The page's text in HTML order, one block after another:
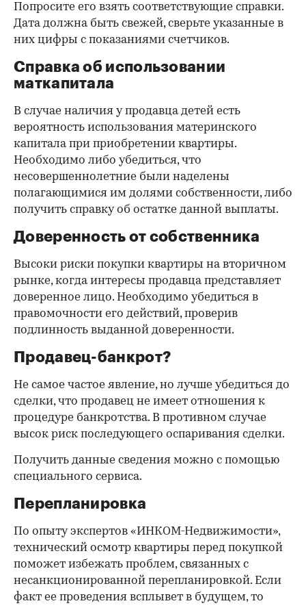
Попросите его взять соответствующие справки.
Дата должна быть свежей, сверьте указанные в
них цифры с показаниями счетчиков.
Справка об использовании
маткапитала
В случае наличия у продавца детей есть
вероятность использования материнского
капитала при приобретении квартиры.
Необходимо либо убедиться, что
несовершеннолетние были наделены
полагающимися им долями собственности, либо
получить справку об остатке данной выплаты.
Доверенность от собственника
Высоки риски покупки квартиры на вторичном
рынке, когда интересы продавца представляет
доверенное лицо. Необходимо убедиться в
правомочности его действий, проверив
подлинность выданной доверенности.
Продавец-банкрот?
Не самое частое явление, но лучше убедиться до
сделки, что продавец не имеет отношения к
процедуре банкротства. В противном случае
высок риск последующего оспаривания сделки.
Получить данные сведения можно с помощью
специального сервиса.
Перепланировка
По опыту экспертов «ИНКОМ-Недвижимости»,
технический осмотр квартиры перед покупкой
поможет избежать проблем, связанных с
несанкционированной перепланировкой. Если
факт ее проведения всплывет в будущем, то